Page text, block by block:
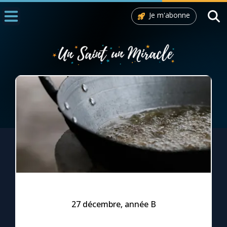
La Messe
1000 Raisons de Croire
L'actualité de la semaine
La chaîne Youtube
Je m'abonne
27 décembre, année B